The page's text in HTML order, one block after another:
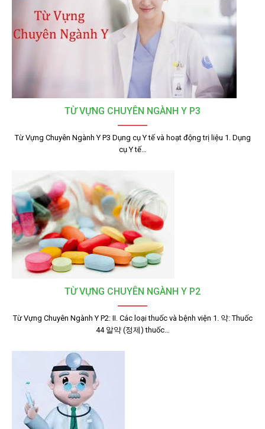
TỪ VỰNG CHUYÊN NGÀNH Y P3
Từ Vựng Chuyên Ngành Y P3 Dụng cụ Y tế và hoạt động trị liệu 1. Dụng
cụ Y tế…
TỪ VỰNG CHUYÊN NGÀNH Y P2
Từ Vựng Chuyên Ngành Y P2: II. Các loại thuốc và bệnh viện 1. 약: Thuốc
44 알약 (정제) thuốc…